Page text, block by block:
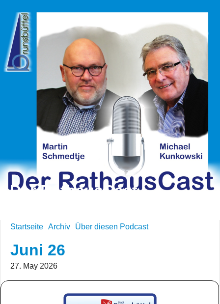
Der RathausCast
Startseite Archiv Über diesen Podcast
Juni 26
27. May 2026